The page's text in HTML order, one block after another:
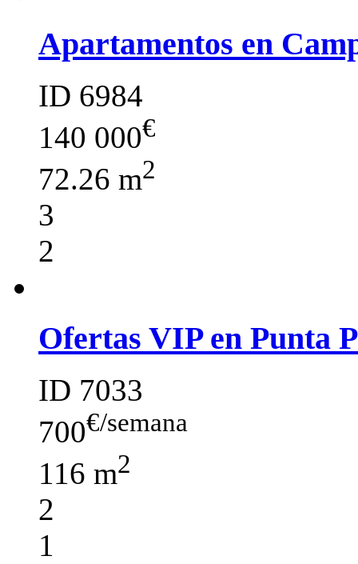
Apartamentos en
ID 6984
140 000€
72.26 m2
3
2
Ofertas VIP en Punta
ID 7033
700€/semana
116 m2
2
1